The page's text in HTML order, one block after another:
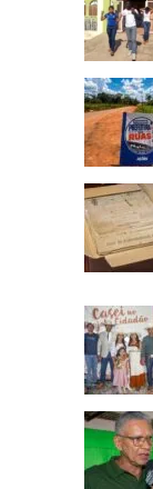
Acre
projeta
de
4%
do
PIB
com
alta
de
0,77%
em
entre
2019
2025,
aponta